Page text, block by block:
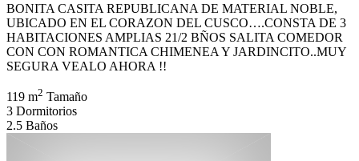
BONITA CASITA REPUBLICANA DE MATERIAL NOBLE,
UBICADO EN EL CORAZON DEL CUSCO….CONSTA DE 3
HABITACIONES AMPLIAS 21/2 BÑOS SALITA COMEDOR
CON CON ROMANTICA CHIMENEA Y JARDINCITO..MUY
SEGURA VEALO AHORA !!
119 m2 Tamaño
3 Dormitorios
2.5 Baños